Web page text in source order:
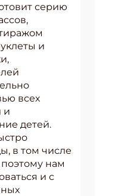
серию
и
всех
и
детей.
в том числе
поэтому нам
и с